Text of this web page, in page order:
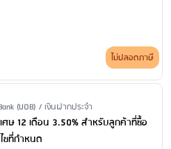
การ เงื่อนไข: 100 บาท/เดือน/ลูกค้า
ถขอย้อนหลังได้ไม่เกิน 6 เดือนกรณีขอ
น คิดค่าธรรมเนียมเท่ากับ 1 เดือน
ไม่ปลอดภาษี
Product Type
(UOB) / เงินฝากประจำ
ศษ 12 เดือน 3.50% สำหรับลูกค้าที่ซื้อ
ขที่กำหนด